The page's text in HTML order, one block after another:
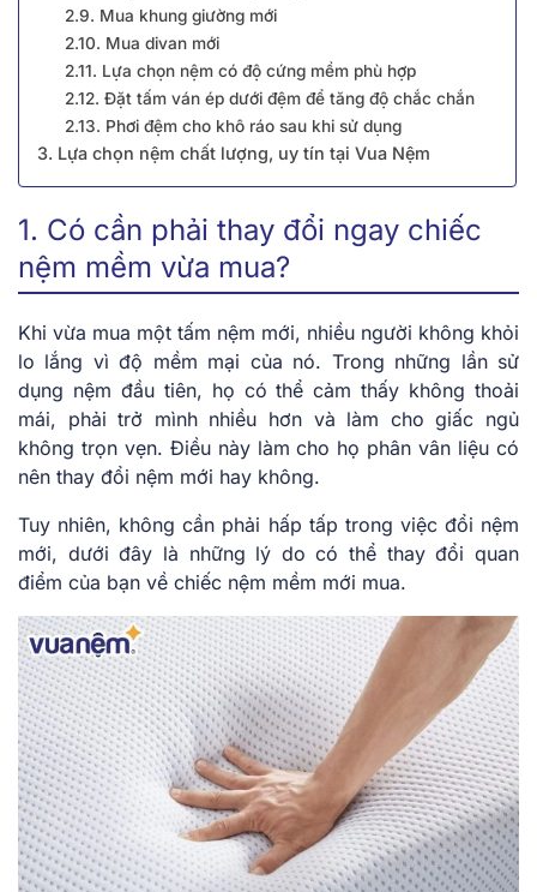
2.9. Mua khung giường mới
2.10. Mua divan mới
2.11. Lựa chọn nệm có độ cứng mềm phù hợp
2.12. Đặt tấm ván ép dưới đệm để tăng độ chắc chắn
2.13. Phơi đệm cho khô ráo sau khi sử dụng
3. Lựa chọn nệm chất lượng, uy tín tại Vua Nệm
1. Có cần phải thay đổi ngay chiếc
nệm mềm vừa mua?
Khi vừa mua một tấm nệm mới, nhiều người không khỏi
lo lắng vì độ mềm mại của nó. Trong những lần sử
dụng nệm đầu tiên, họ có thể cảm thấy không thoải
mái, phải trở mình nhiều hơn và làm cho giấc ngủ
không trọn vẹn. Điều này làm cho họ phân vân liệu có
nên thay đổi nệm mới hay không.
Tuy nhiên, không cần phải hấp tấp trong việc đổi nệm
mới, dưới đây là những lý do có thể thay đổi quan
điểm của bạn về chiếc nệm mềm mới mua.